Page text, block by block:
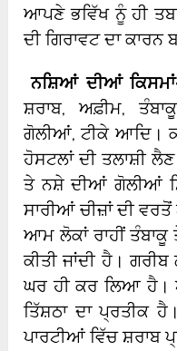
ਆਪਣੇ ਭਵਿੱਖ ਨੂੰ ਹੀ
ਦੀ ਗਿਰਾਵਟ ਦਾ ਕਾਰਨ
ਨਸ਼ਿਆਂ ਦੀਆਂ
ਸ਼ਰਾਬ, ਅਫ਼ੀਮ,
ਗੋਲੀਆਂ, ਟੀਕੇ ਆਦਿ।
ਹੋਸਟਲਾਂ ਦੀ ਤਲਾਸ਼ੀ
ਤੇ ਨਸ਼ੇ ਦੀਆਂ ਗੋਲੀਆਂ
ਸਾਰੀਆਂ ਚੀਜ਼ਾਂ ਦੀ
ਆਮ ਲੋਕਾਂ ਰਾਹੀਂ
ਕੀਤੀ ਜਾਂਦੀ ਹੈ।
ਘਰ ਹੀ ਕਰ ਲਿਆ ਹੈ।
ਤਿੱਸ਼ਠਾ ਦਾ ਪ੍ਰਤੀਕ
ਪਾਰਟੀਆਂ ਵਿੱਚ ਸ਼ਰਾਬ